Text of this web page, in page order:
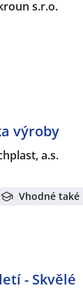
s.r.o.
výroby
a.s.
Vhodné
- Skvělé